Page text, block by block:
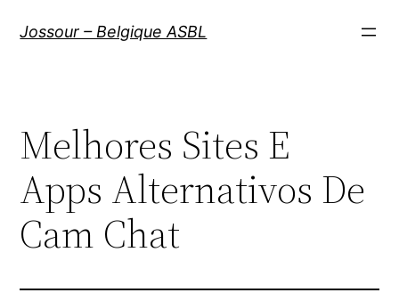
Jossour – Belgique ASBL
Melhores Sites E
Apps Alternativos De
Cam Chat